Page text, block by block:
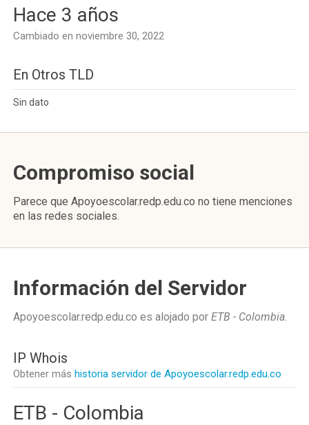
Hace 3 años
Cambiado en noviembre 30, 2022
En Otros TLD
Sin dato
Compromiso social
Parece que Apoyoescolar.redp.edu.co no tiene menciones
en las redes sociales.
Información del Servidor
Apoyoescolar.redp.edu.co es alojado por ETB - Colombia.
IP Whois
Obtener más historia servidor de Apoyoescolar.redp.edu.co
ETB - Colombia